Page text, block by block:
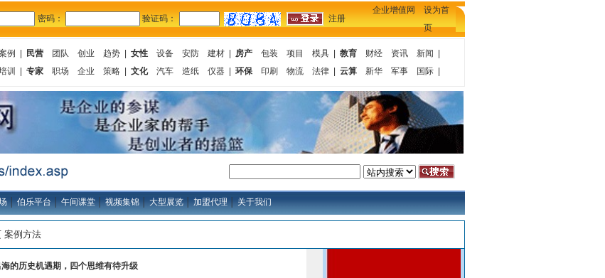
密码： 验证码： 注册
企业增值网 设为首
页
例 民营 团队 创业 趋势 女性 设备 安防 建材 房产 包装 项目 模具 教育 财经 资讯 新闻
训 专家 职场 企业 策略 文化 汽车 造纸 仪器 环保 印刷 物流 法律 云算 新华 军事 国际
│伯乐平台│午间课堂│视频集锦│大型展览│加盟代理│关于我们
案例方法
的历史机遇期，四个思维有待升级